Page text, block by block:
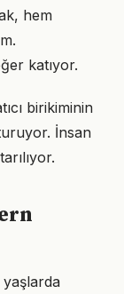
hem
katıyor.
birikiminin
İnsan
yaşlarda